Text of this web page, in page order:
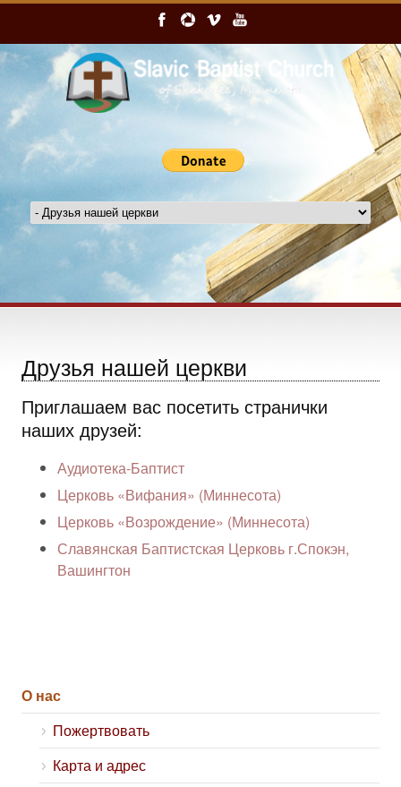
Друзья нашей церкви
Приглашаем вас посетить странички
наших друзей:
Аудиотека-Баптист
Церковь «Вифания» (Миннесота)
Церковь «Возрождение» (Миннесота)
Славянская Баптистская Церковь г.Спокэн,
Вашингтон
О нас
Пожертвовать
Карта и адрес